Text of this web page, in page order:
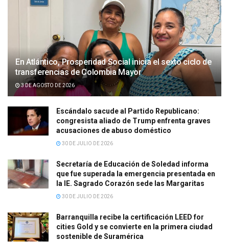
En Atlántico, Prosperidad Social inicia el sexto ciclo de
transferencias de Colombia Mayor
3 DE AGOSTO DE 2026
Escándalo sacude al Partido Republicano:
congresista aliado de Trump enfrenta graves
acusaciones de abuso doméstico
30 DE JULIO DE 2026
Secretaría de Educación de Soledad informa
que fue superada la emergencia presentada en
la IE. Sagrado Corazón sede las Margaritas
30 DE JULIO DE 2026
Barranquilla recibe la certificación LEED for
cities Gold y se convierte en la primera ciudad
sostenible de Suramérica